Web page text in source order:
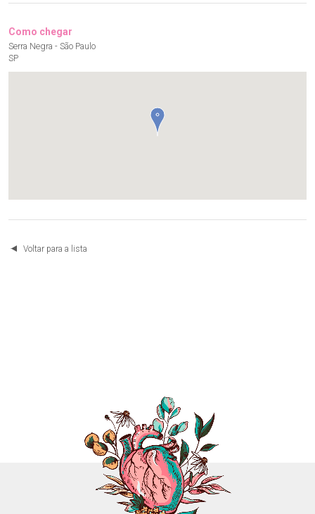
Como chegar
Serra Negra - São Paulo
SP
Voltar para a lista